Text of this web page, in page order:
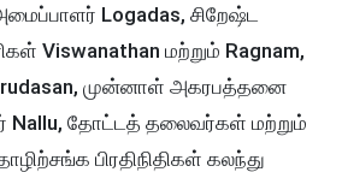
Logadas, சிறேஷ்ட
Viswanathan மற்றும் Ragnam,
முன்னாள் அகரபத்தனை
Nallu, தோட்டத் தலைவர்கள் மற்றும்
பிரதிநிதிகள் கலந்து